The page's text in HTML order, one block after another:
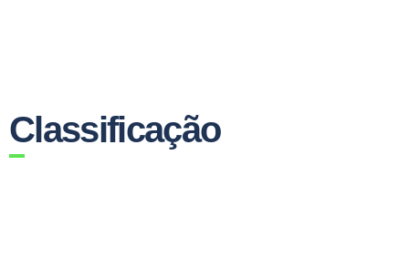
Classificação